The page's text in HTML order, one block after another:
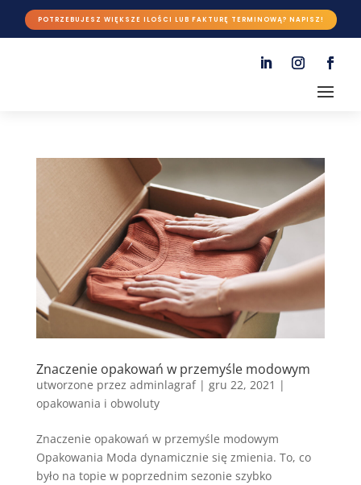
POTRZEBUJESZ WIĘKSZE ILOŚCI LUB FAKTURĘ TERMINOWĄ? NAPISZ!
Znaczenie opakowań w przemyśle modowym
utworzone przez adminlagraf| gru 22, 2021 |
opakowania i obwoluty
Znaczenie opakowań w przemyśle modowym
Opakowania Moda dynamicznie się zmienia. To, co
było na topie w poprzednim sezonie szybko